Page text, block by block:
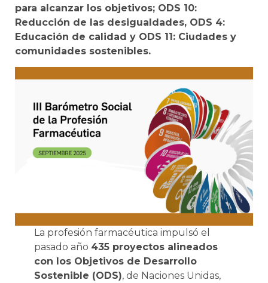
para alcanzar los objetivos; ODS 10:
Reducción de las desigualdades, ODS 4:
Educación de calidad y ODS 11: Ciudades y
comunidades sostenibles.
La profesión farmacéutica impulsó el
pasado año 435 proyectos alineados
con los Objetivos de Desarrollo
Sostenible (ODS), de Naciones Unidas,